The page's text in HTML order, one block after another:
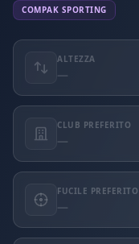
COMPAK SPORTING
ALTEZZA
—
CLUB PREFERITO
—
FUCILE PREFERITO
—